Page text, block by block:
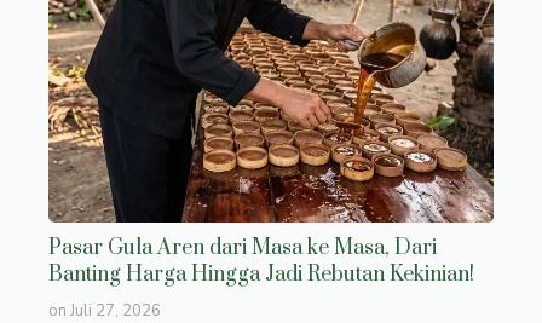
Pasar Gula Aren dari Masa ke Masa, Dari
Banting Harga Hingga Jadi Rebutan Kekinian!
on Juli 27, 2026